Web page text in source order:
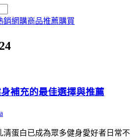
銷網購商品推薦購買
補充的最佳選擇與推薦
清蛋白已成為眾多健身愛好者日常不